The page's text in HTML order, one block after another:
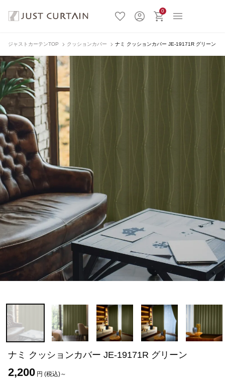
0
ジャストカーテンTOP クッションカバー ナミ クッションカバー JE-19171R グリーン
ナミ クッションカバー JE-19171R グリーン
2,200 円 (税込)～